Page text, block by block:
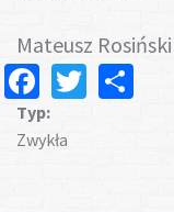
Mateusz Rosiński
Facebook
Twitter
Typ:
Zwykła